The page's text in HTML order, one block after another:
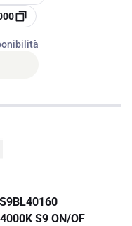
S9 ON/OF